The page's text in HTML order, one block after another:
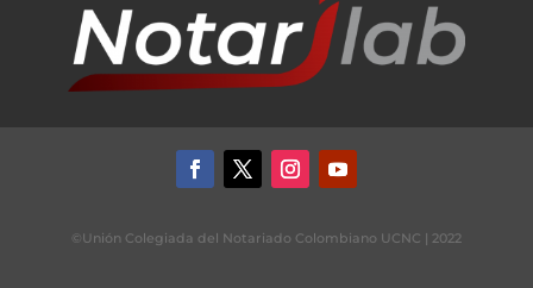
©Unión Colegiada del Notariado Colombiano UCNC | 2022